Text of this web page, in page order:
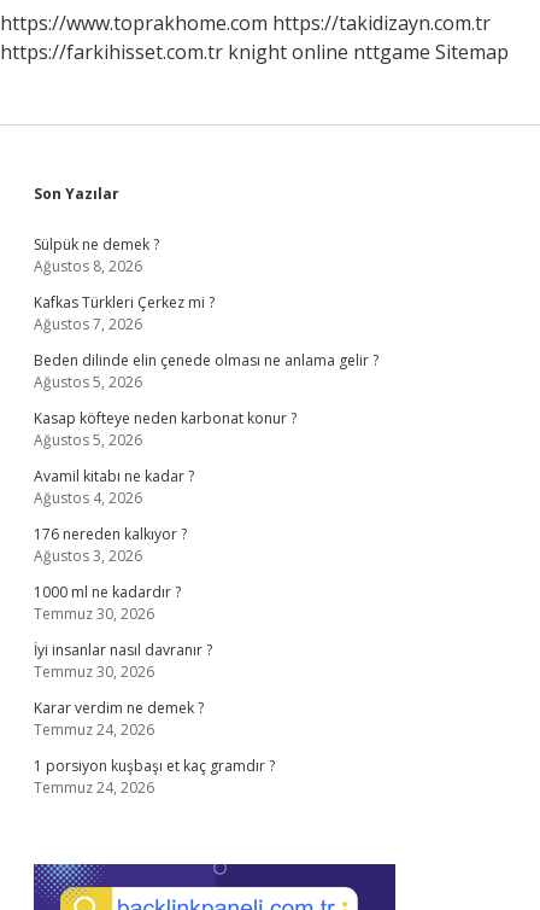
https://www.toprakhome.com https://takidizayn.com.tr
https://farkihisset.com.tr knight online nttgame Sitemap
Sidebar
Son Yazılar
Sülpük ne demek ?
Ağustos 8, 2026
Kafkas Türkleri Çerkez mi ?
Ağustos 7, 2026
Beden dilinde elin çenede olması ne anlama gelir ?
Ağustos 5, 2026
Kasap köfteye neden karbonat konur ?
Ağustos 5, 2026
Avamil kitabı ne kadar ?
Ağustos 4, 2026
176 nereden kalkıyor ?
Ağustos 3, 2026
1000 ml ne kadardır ?
Temmuz 30, 2026
İyi insanlar nasıl davranır ?
Temmuz 30, 2026
Karar verdim ne demek ?
Temmuz 24, 2026
1 porsiyon kuşbaşı et kaç gramdır ?
Temmuz 24, 2026